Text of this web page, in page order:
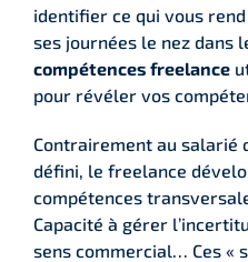
identifier ce qui vous
ses journées le nez dans
compétences freelance
pour révéler vos
Contrairement au salarié
défini, le freelance
compétences
Capacité à gérer
sens commercial… Ces «